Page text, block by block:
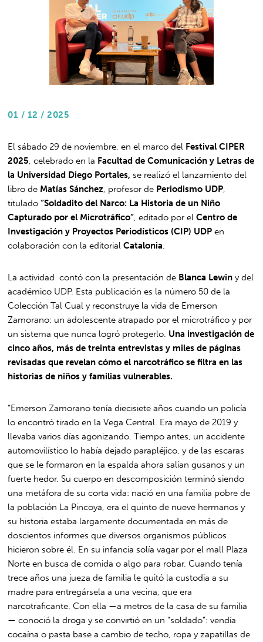
01 / 12 / 2025
El sábado 29 de noviembre, en el marco del Festival CIPER
2025 , celebrado en la Facultad de Comunicación y Letras de
la Universidad Diego Portales, se realizó el lanzamiento del
libro de Matías Sánchez , profesor de Periodismo UDP
titulado“Soldadito del Narco: La Historia de un Niño
Capturado por el Microtráfico” , editado por elCentro de
Investigación y Proyectos Periodísticos (CIP) UDP en
colaboración con la editorialCatalonia
La actividad contó con la presentación de Blanca Lewin y del
académico UDP. Esta publicación es la número 50 de la
Colección Tal Cual y reconstruye la vida de Emerson
Zamorano: un adolescente atrapado por el microtráfico y por
un sistema que nunca logró protegerlo. Una investigación de
cinco años, más de treinta entrevistas y miles de páginas
revisadas que revelan cómo el narcotráfico se filtra en las
historias de niños y familias vulnerables.
“Emerson Zamorano tenía diecisiete años cuando un policía
lo encontró tirado en la Vega Central. Era mayo de 2019 y
llevaba varios días agonizando. Tiempo antes, un accidente
automovilístico lo había dejado parapléjico, y de las escaras
que se le formaron en la espalda ahora salían gusanos y un
fuerte hedor. Su cuerpo en descomposición terminó siendo
una metáfora de su corta vida: nació en una familia pobre de
la población La Pincoya, era el quinto de nueve hermanos y
su historia estaba largamente documentada en más de
doscientos informes que diversos organismos públicos
hicieron sobre él. En su infancia solía vagar por el mall Plaza
Norte en busca de comida o algo para robar. Cuando tenía
trece años una jueza de familia le quitó la custodia a su
madre para entregársela a una vecina, que era
narcotraficante. Con ella —a metros de la casa de su familia
— conoció la droga y se convirtió en un “soldado”: vendía
cocaína o pasta base a cambio de techo, ropa y zapatillas de